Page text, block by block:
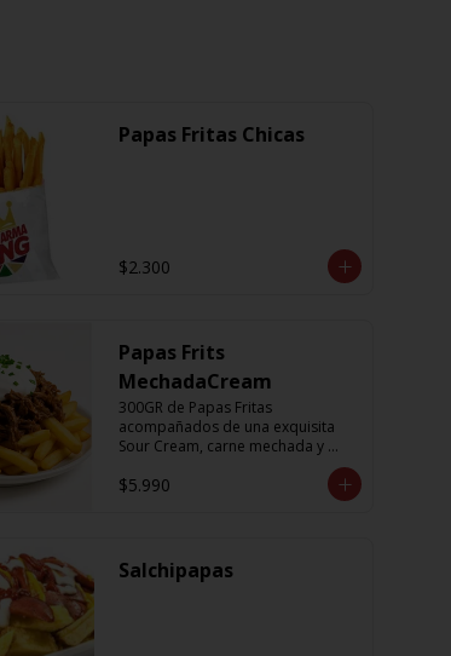
Papas Fritas Chicas
$2.300
Papas Frits
MechadaCream
300GR de Papas Fritas
acompañados de una exquisita
Sour Cream, carne mechada y
$5.990
Salchipapas